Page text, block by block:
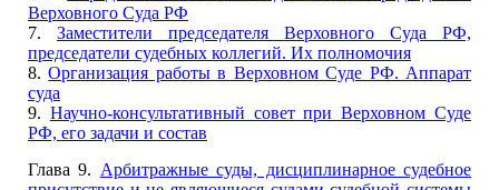
Верховного Суда РФ
7. Заместители председателя Верховного Суда РФ,
председатели судебных коллегий. Их полномочия
8.Организация работы в Верховном Суде РФ. Аппарат
суда
9. Научно-консультативный совет при Верховном Суде
РФ, его задачи и состав
Глава 9. Арбитражные суды, дисциплинарное судебное